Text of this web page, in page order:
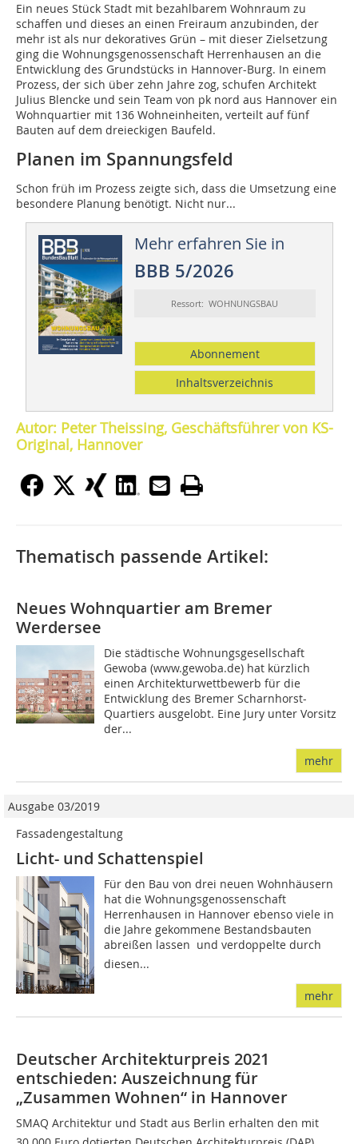
Ein neues Stück Stadt mit bezahlbarem Wohnraum zu
schaffen und dieses an einen Freiraum anzubinden, der
mehr ist als nur dekoratives Grün – mit dieser Zielsetzung
ging die Wohnungsgenossenschaft Herrenhausen an die
Entwicklung des Grundstücks in Hannover-Burg. In einem
Prozess, der sich über zehn Jahre zog, schufen Architekt
Julius Blencke und sein Team von pk nord aus Hannover ein
Wohnquartier mit 136 Wohneinheiten, verteilt auf fünf
Bauten auf dem dreieckigen Baufeld.
Planen im Spannungsfeld
Schon früh im Prozess zeigte sich, dass die Umsetzung eine
besondere Planung benötigt. Nicht nur...
Mehr erfahren Sie in
BBB 5/2026
Ressort: WOHNUNGSBAU
Abonnement
Inhaltsverzeichnis
Autor: Peter Theissing, Geschäftsführer von KS-
Original, Hannover
Thematisch passende Artikel:
Neues Wohnquartier am Bremer
Werdersee
Die städtische Wohnungsgesellschaft
Gewoba (www.gewoba.de) hat kürzlich
einen Architekturwettbewerb für die
Entwicklung des Bremer Scharnhorst-
Quartiers ausgelobt. Eine Jury unter Vorsitz
der...
mehr
Ausgabe 03/2019
Fassadengestaltung
Licht- und Schattenspiel
Für den Bau von drei neuen Wohnhäusern
hat die Wohnungsgenossenschaft
Herrenhausen in Hannover ebenso viele in
die Jahre gekommene Bestandsbauten
abreißen lassen  und verdoppelte durch
diesen...
mehr
Deutscher Architekturpreis 2021
entschieden: Auszeichnung für
„Zusammen Wohnen“ in Hannover
SMAQ Architektur und Stadt aus Berlin erhalten den mit